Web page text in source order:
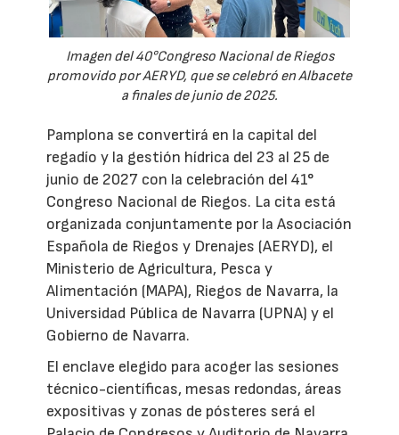
Imagen del 40°Congreso Nacional de Riegos
promovido por AERYD, que se celebró en Albacete
a finales de junio de 2025.
Pamplona se convertirá en la capital del
regadío y la gestión hídrica del 23 al 25 de
junio de 2027 con la celebración del 41°
Congreso Nacional de Riegos. La cita está
organizada conjuntamente por la Asociación
Española de Riegos y Drenajes (AERYD), el
Ministerio de Agricultura, Pesca y
Alimentación (MAPA), Riegos de Navarra, la
Universidad Pública de Navarra (UPNA) y el
Gobierno de Navarra.
El enclave elegido para acoger las sesiones
técnico-científicas, mesas redondas, áreas
expositivas y zonas de pósteres será el